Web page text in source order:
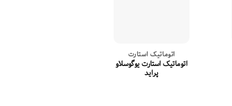
اتوماتیک استارت
اتوماتیک استارت یوگوسلاو
پراید